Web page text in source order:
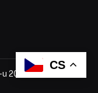
u 2005
CS